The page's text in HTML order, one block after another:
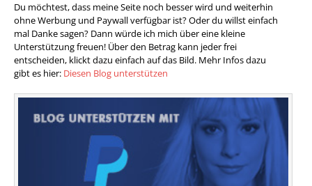
Du möchtest, dass meine Seite noch besser wird und weiterhin
ohne Werbung und Paywall verfügbar ist? Oder du willst einfach
mal Danke sagen? Dann würde ich mich über eine kleine
Unterstützung freuen! Über den Betrag kann jeder frei
entscheiden, klickt dazu einfach auf das Bild. Mehr Infos dazu
gibt es hier: Diesen Blog unterstützen